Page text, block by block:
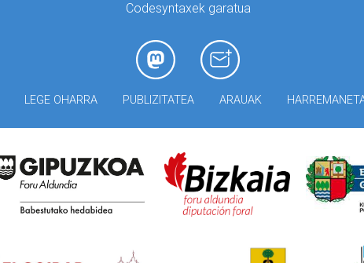
Codesyntaxek garatua
LEGE OHARRA PUBLIZITATEA ARAUAK